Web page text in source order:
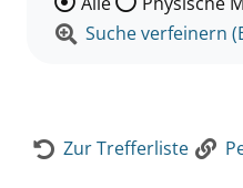
Suche verfeinern
Zur Trefferliste